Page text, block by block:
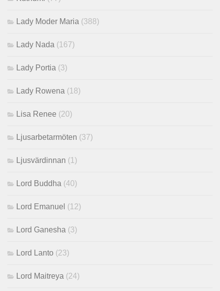
Lady Moder Maria (388)
Lady Nada (167)
Lady Portia (3)
Lady Rowena (18)
Lisa Renee (20)
Ljusarbetarmöten (37)
Ljusvärdinnan (1)
Lord Buddha (40)
Lord Emanuel (12)
Lord Ganesha (3)
Lord Lanto (23)
Lord Maitreya (24)